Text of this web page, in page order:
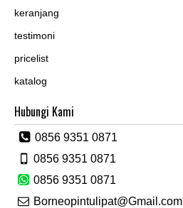
keranjang
testimoni
pricelist
katalog
Hubungi Kami
0856 9351 0871
0856 9351 0871
0856 9351 0871
Borneopintulipat@Gmail.com